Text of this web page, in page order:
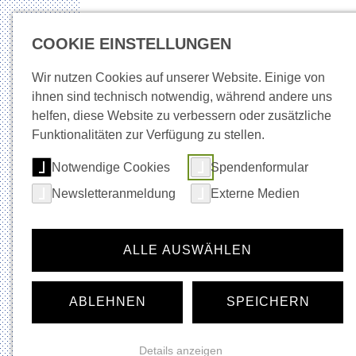
Neuigkeiten Wege in Arbeit Beratung +
Startseite Wege in Arbeit Neuigkeiten
Haus der Bewerbungen
Jobforum Plus
COOKIE EINSTELLUNGEN
Wir nutzen Cookies auf unserer Website. Einige von
ihnen sind technisch notwendig, während andere uns
helfen, diese Website zu verbessern oder zusätzliche
Funktionalitäten zur Verfügung zu stellen.
Notwendige Cookies
Spendenformular
Newsletteranmeldung
Externe Medien
ALLE AUSWÄHLEN
ABLEHNEN SPEICHERN
Details anzeigen